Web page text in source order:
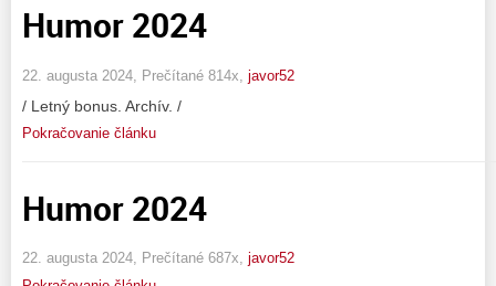
Humor 2024
22. augusta 2024, Prečítané 814x, javor52
/ Letný bonus. Archív. /
Pokračovanie článku
Humor 2024
22. augusta 2024, Prečítané 687x, javor52